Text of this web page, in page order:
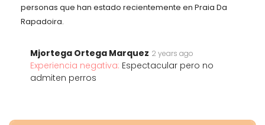
personas que han estado recientemente en Praia Da
Rapadoira.
Mjortega Ortega Marquez 2 years ago
Experiencia negativa: Espectacular pero no
admiten perros